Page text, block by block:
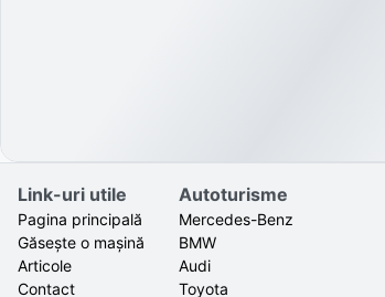
Link-uri utile
Pagina principală
Găsește o mașină
Articole
Contact
Autoturisme
Mercedes-Benz
BMW
Audi
Toyota